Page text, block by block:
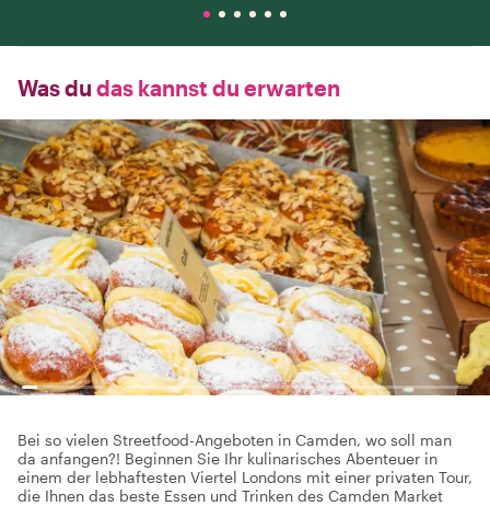
Was du das kannst du erwarten
Bei so vielen Streetfood-Angeboten in Camden, wo soll man
da anfangen?! Beginnen Sie Ihr kulinarisches Abenteuer in
einem der lebhaftesten Viertel Londons mit einer privaten Tour,
die Ihnen das beste Essen und Trinken des Camden Market